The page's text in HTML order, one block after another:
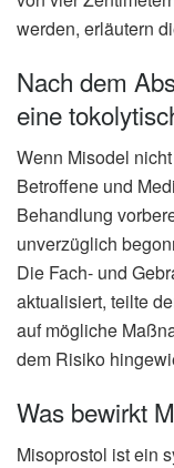
werden, erläutern
Nach dem
eine
Wenn Misodel
Betroffene und
Behandlung
unverzüglich
Die Fach- und
aktualisiert, teilte
auf mögliche
dem Risiko
Was bewirkt
Misoprostol ist ein